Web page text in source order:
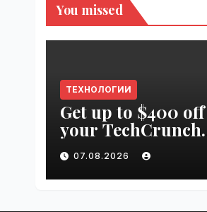
You missed
ТЕХНОЛОГИИ
Get up to $400 off
your TechCrunch
Disrupt 2026 pass
until tomorrow |
VseTime.ru
07.08.2026